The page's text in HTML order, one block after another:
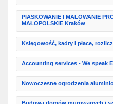
PIASKOWANIE I MALOWANIE
MAŁOPOLSKIE Kraków
Księgowość, kadry i płace,
Accounting services - We speak
Nowoczesne ogrodzenia